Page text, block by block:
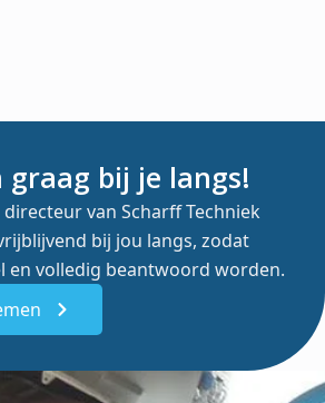
graag bij je langs!
van Scharff Techniek
bij jou langs, zodat
en volledig beantwoord worden.